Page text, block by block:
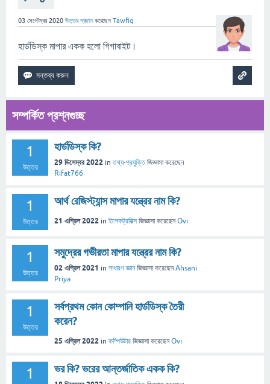
03 সেপ্টেম্বর 2020 উত্তর প্রদান করেছেন Tawfiq
হার্ডডিস্ক মাপার একক হলো গিগাবাইট।
সম্পর্কিত প্রশ্নগুচ্ছ
1
উত্তর
হার্ডডিস্ক কি?
29 ডিসেম্বর 2022 inতথ্য-প্রযুক্তি জিজ্ঞাসা করেছেন
Rifat766
1
উত্তর
আর্থ রেজিস্ট্যান্স মাপার যন্ত্রের নাম কি?
21 এপ্রিল 2022 in ইলেকট্রনিক্স জিজ্ঞাসা করেছেনOvi
1
উত্তর
সমুদ্রের গভীরতা মাপার যন্ত্রের নাম কি?
02 এপ্রিল 2021 in সাধারণ জ্ঞান জিজ্ঞাসা করেছেনAhsani
Priya
1
উত্তর
সর্বপ্রথম কোন কোম্পানি হার্ডডিস্ক তৈরী
করেন?
25 এপ্রিল 2022 in কম্পিউটার জিজ্ঞাসা করেছেনOvi
1 ভর কি? ভরের আন্তর্জাতিক একক কি?